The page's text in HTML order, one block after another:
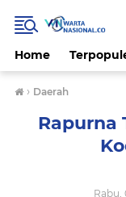
Home
› Daerah
Rapurna
Rabu,